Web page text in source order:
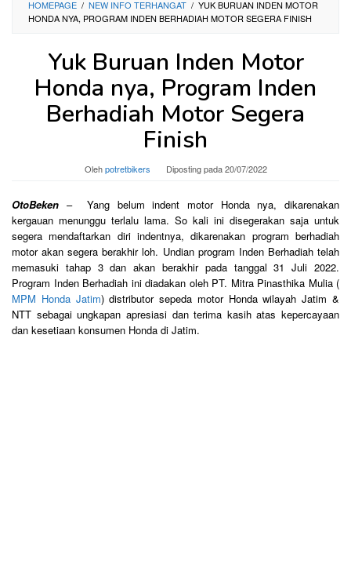
HOMEPAGE / NEW INFO TERHANGAT / YUK BURUAN INDEN MOTOR
HONDA NYA, PROGRAM INDEN BERHADIAH MOTOR SEGERA FINISH
Yuk Buruan Inden Motor
Honda nya, Program Inden
Berhadiah Motor Segera
Finish
Olehpotretbikers Diposting pada20/07/2022
OtoBeken – Yang belum indent motor Honda nya, dikarenakan
kergauan menunggu terlalu lama. So kali ini disegerakan saja untuk
segera mendaftarkan diri indentnya, dikarenakan program berhadiah
motor akan segera berakhir loh. Undian program Inden Berhadiah telah
memasuki tahap 3 dan akan berakhir pada tanggal 31 Juli 2022.
Program Inden Berhadiah ini diadakan oleh PT. Mitra Pinasthika Mulia (
MPM Honda Jatim) distributor sepeda motor Honda wilayah Jatim &
NTT sebagai ungkapan apresiasi dan terima kasih atas kepercayaan
dan kesetiaan konsumen Honda di Jatim.